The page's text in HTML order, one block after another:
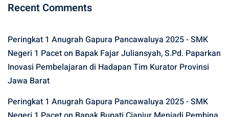
Recent Comments
Peringkat 1 Anugrah Gapura Pancawaluya 2025 - SMK
Negeri 1 Paceton Bapak Fajar Juliansyah, S.Pd. Paparkan
Inovasi Pembelajaran di Hadapan Tim Kurator Provinsi
Jawa Barat
Peringkat 1 Anugrah Gapura Pancawaluya 2025 - SMK